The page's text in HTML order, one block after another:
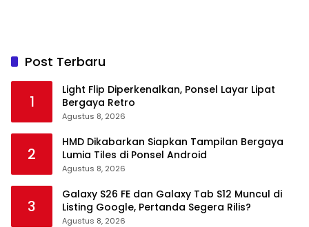
Post Terbaru
1
Light Flip Diperkenalkan, Ponsel Layar Lipat
Bergaya Retro
Agustus 8, 2026
2
HMD Dikabarkan Siapkan Tampilan Bergaya
Lumia Tiles di Ponsel Android
Agustus 8, 2026
3
Galaxy S26 FE dan Galaxy Tab S12 Muncul di
Listing Google, Pertanda Segera Rilis?
Agustus 8, 2026